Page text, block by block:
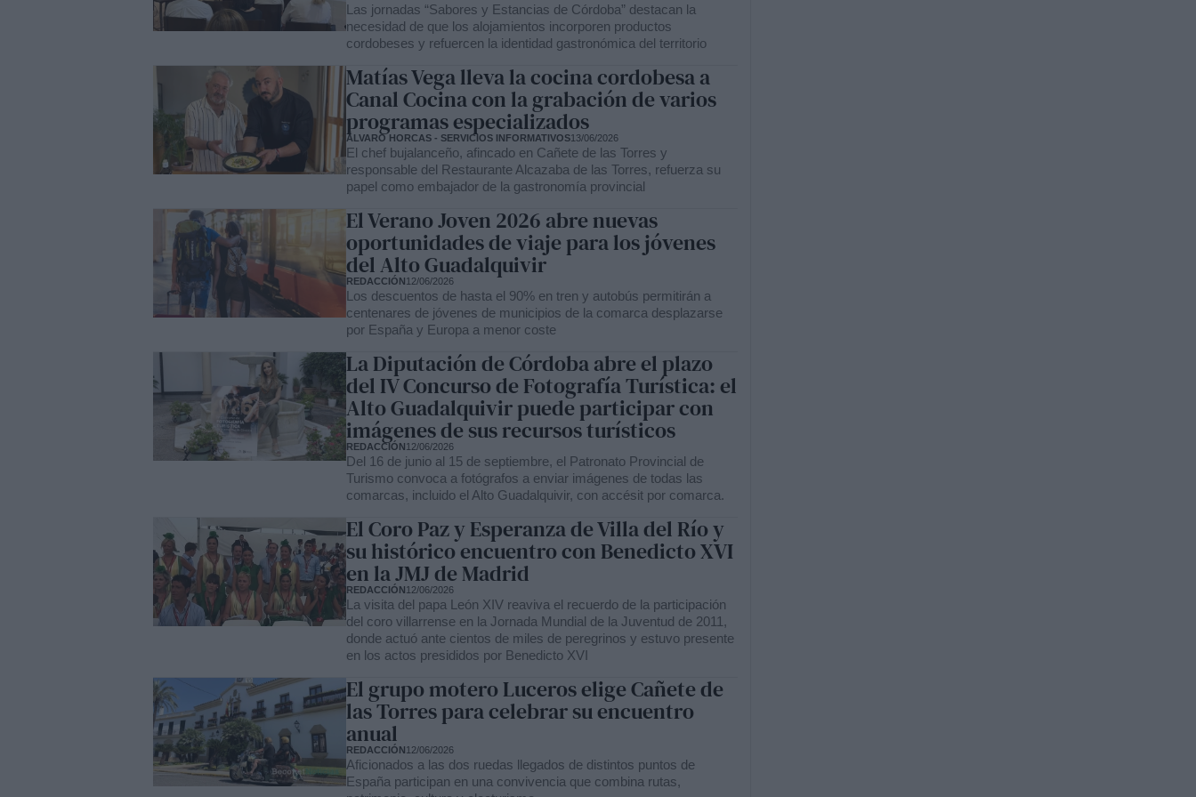
Las jornadas “Sabores y Estancias de Córdoba” destacan la
necesidad de que los alojamientos incorporen productos
cordobeses y refuercen la identidad gastronómica del territorio
Matías Vega lleva la cocina cordobesa a
Canal Cocina con la grabación de varios
programas especializados
ÁLVARO HORCAS - SERVICIOS INFORMATIVOS13/06/2026
El chef bujalanceño, afincado en Cañete de las Torres y
responsable del Restaurante Alcazaba de las Torres, refuerza su
papel como embajador de la gastronomía provincial
El Verano Joven 2026 abre nuevas
oportunidades de viaje para los jóvenes
del Alto Guadalquivir
REDACCIÓN12/06/2026
Los descuentos de hasta el 90% en tren y autobús permitirán a
centenares de jóvenes de municipios de la comarca desplazarse
por España y Europa a menor coste
La Diputación de Córdoba abre el plazo
del IV Concurso de Fotografía Turística: el
Alto Guadalquivir puede participar con
imágenes de sus recursos turísticos
REDACCIÓN12/06/2026
Del 16 de junio al 15 de septiembre, el Patronato Provincial de
Turismo convoca a fotógrafos a enviar imágenes de todas las
comarcas, incluido el Alto Guadalquivir, con accésit por comarca.
El Coro Paz y Esperanza de Villa del Río y
su histórico encuentro con Benedicto XVI
en la JMJ de Madrid
REDACCIÓN12/06/2026
La visita del papa León XIV reaviva el recuerdo de la participación
del coro villarrense en la Jornada Mundial de la Juventud de 2011,
donde actuó ante cientos de miles de peregrinos y estuvo presente
en los actos presididos por Benedicto XVI
El grupo motero Luceros elige Cañete de
las Torres para celebrar su encuentro
anual
REDACCIÓN12/06/2026
Aficionados a las dos ruedas llegados de distintos puntos de
España participan en una convivencia que combina rutas,